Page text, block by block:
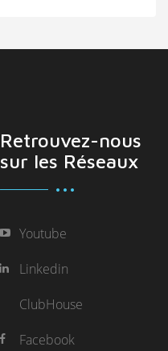
Retrouvez-nous
sur les Réseaux
Youtube
Linkedin
ClubHouse
Facebook